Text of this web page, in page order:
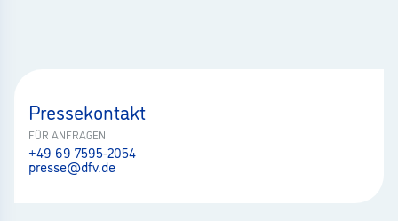
Pressekontakt
FÜR ANFRAGEN
+49 69 7595-2054
presse@dfv.de